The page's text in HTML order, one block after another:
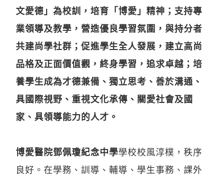
文愛德」為校訓，培育「博愛」精神；支持專
業領導及教學，營造優良學習氛圍，與持分者
共建尚學社群；促進學生全人發展，建立高尚
品格及正面價值觀，終身學習，追求卓越；培
養學生成為才德兼備、獨立思考、善於溝通、
具國際視野、重視文化承傳、關愛社會及國
家、具領導能力的人才。
博愛醫院鄧佩瓊紀念中學學校校風淳樸，秩序
良好。在學務、訓導、輔導、學生事務、課外